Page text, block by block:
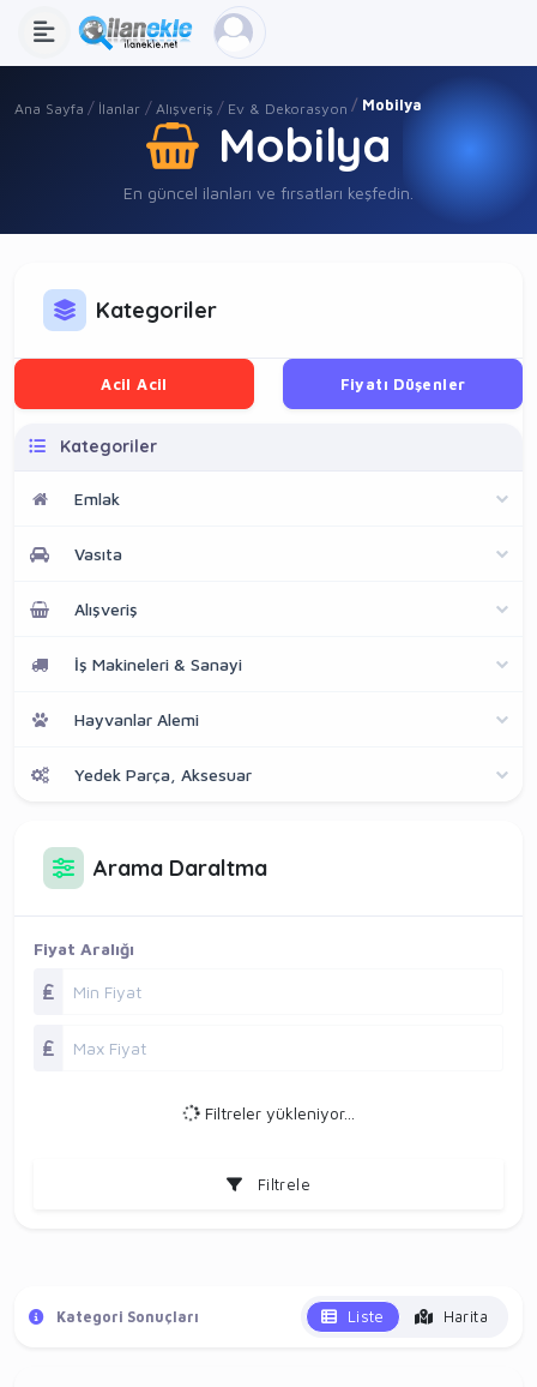
Ana Sayfa İlanlar Alışveriş Ev & Dekorasyon Mobilya
Mobilya
En güncel ilanları ve fırsatları keşfedin.
Kategoriler
Acil Acil Fiyatı Düşenler
Kategoriler
Emlak
Vasıta
Alışveriş
İş Makineleri & Sanayi
Hayvanlar Alemi
Yedek Parça, Aksesuar
Arama Daraltma
Fiyat Aralığı
Filtreler yükleniyor...
Filtrele
Kategori Sonuçları Liste Harita